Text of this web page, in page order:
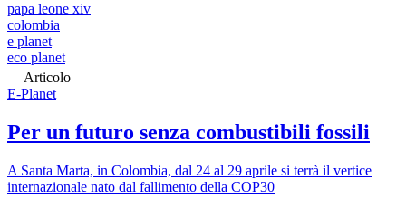
papa leone xiv
colombia
e planet
eco planet
Articolo
E-Planet
Per un futuro senza combustibili fossili
A Santa Marta, in Colombia, dal 24 al 29 aprile si terrà il vertice
internazionale nato dal fallimento della COP30